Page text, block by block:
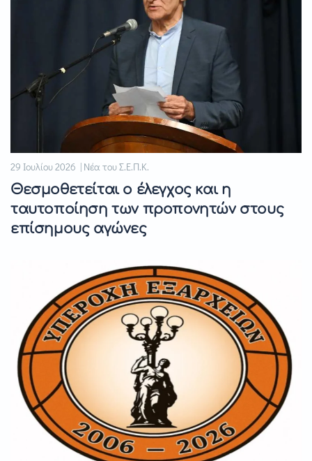
29 Ιουλίου 2026 | Νέα του Σ.Ε.Π.Κ.
Θεσμοθετείται ο έλεγχος και η
ταυτοποίηση των προπονητών στους
επίσημους αγώνες